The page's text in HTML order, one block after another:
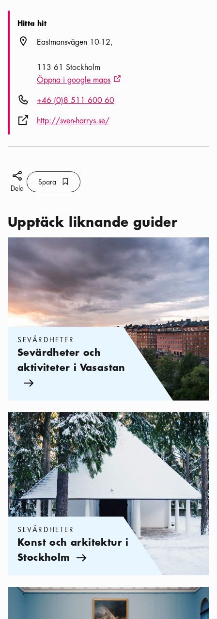
Hitta hit
Plats ikonEastmansvägen 10-12
113 61 Stockholm
Öppna i google maps Extern ikon
Telefon ikon+46 (0)8 511 600 60
Extern ikonhttp://sven-harrys.se/
Dela ikon
Dela
Spara Bokmärke ikon
Spara
Upptäck liknande guider
Sevärdheter och aktiviteter i Vasastan
SEVÄRDHETER
Sevärdheter och
aktiviteter i Vasastan
Pil ikon
Kategorier:Sevärdheter, Konst och arkitektur i Stockholm
SEVÄRDHETER
Konst och arkitektur i
Stockholm Pil ikon
Kategorier:Sevärdheter, Museer om konst och kultur i